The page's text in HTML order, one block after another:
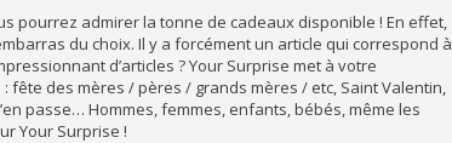
pourrez admirer la tonne de cadeaux disponible ! En effet,
du choix. Il y a forcément un article qui correspond à
d’articles ? Your Surprise met à votre
des mères / pères / grands mères / etc, Saint Valentin,
passe… Hommes, femmes, enfants, bébés, même les
Your Surprise !